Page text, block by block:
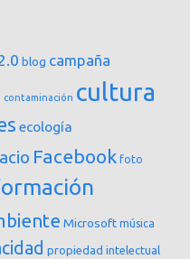
blog campaña
contaminación cultura
ecología
Facebook foto
Microsoft música
propiedad intelectual